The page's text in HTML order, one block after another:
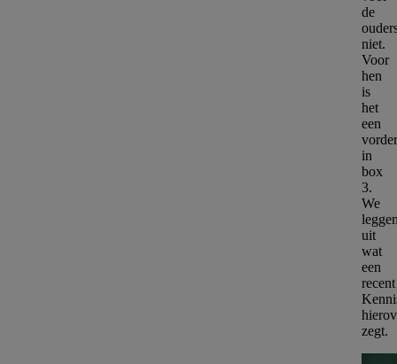
de
niet.
Voor
hen
is
het
een
in
box
3.
We
uit
wat
een
recent
zegt.